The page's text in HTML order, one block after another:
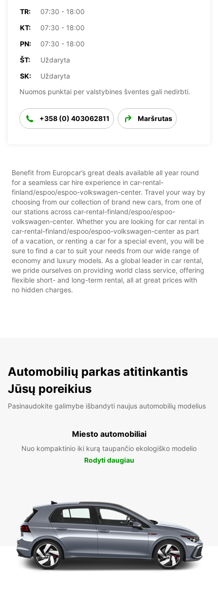
TR:
07:30 - 18:00
KT:
07:30 - 18:00
PN:
07:30 - 18:00
ŠT:
Uždaryta
SK:
Uždaryta
Nuomos punktai per valstybines šventes gali nedirbti.
+358 (0) 403062811 Maršrutas
Benefit from Europcar’s great deals available all year round
for a seamless car hire experience in car-rental-
finland/espoo/espoo-volkswagen-center. Travel your way by
choosing from our collection of brand new cars, from one of
our stations across car-rental-finland/espoo/espoo-
volkswagen-center. Whether you are looking for car rental in
car-rental-finland/espoo/espoo-volkswagen-center as part
of a vacation, or renting a car for a special event, you will be
sure to find a car to suit your needs from our wide range of
economy and luxury models. As a global leader in car rental,
we pride ourselves on providing world class service, offering
flexible short- and long-term rental, all at great prices with
no hidden charges.
Automobilių parkas atitinkantis
Jūsų poreikius
Pasinaudokite galimybe išbandyti naujus automobilių modelius
Miesto automobiliai
Nuo kompaktinio iki kurą taupančio ekologiško modelio
Rodyti daugiau